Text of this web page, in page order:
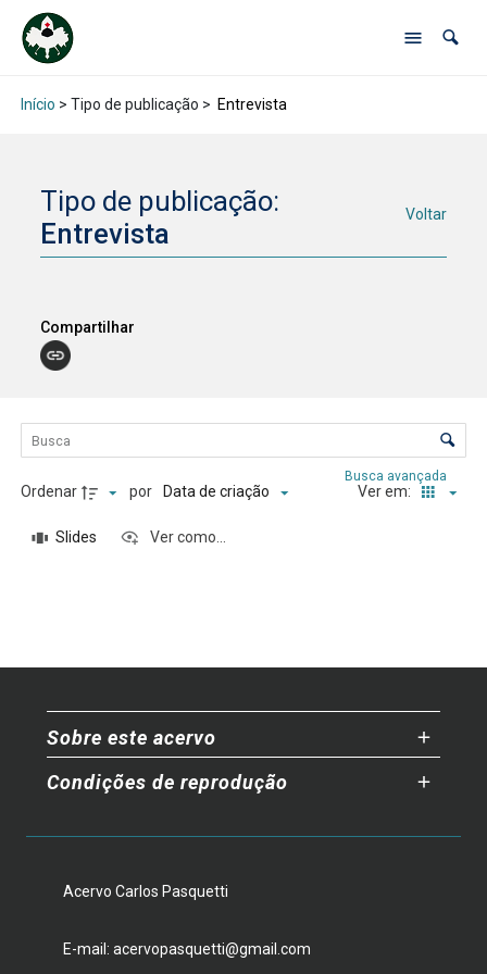
Início > Tipo de publicação > Entrevista
Tipo de publicação:
Entrevista
Voltar
Compartilhar
Lista de itens
Controle de ordenação e visualização
Busca avançada
Ordenar por Data de criação Ver em:
Slides Ver como...
Sobre este acervo
Condições de reprodução
Acervo Carlos Pasquetti
E-mail: acervopasquetti@gmail.com